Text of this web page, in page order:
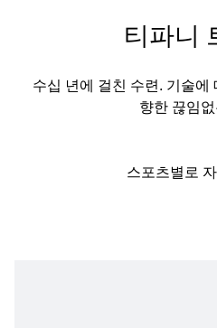
티파니
수십 년에 걸친 수련. 기술
향한 끊임
스포츠별로